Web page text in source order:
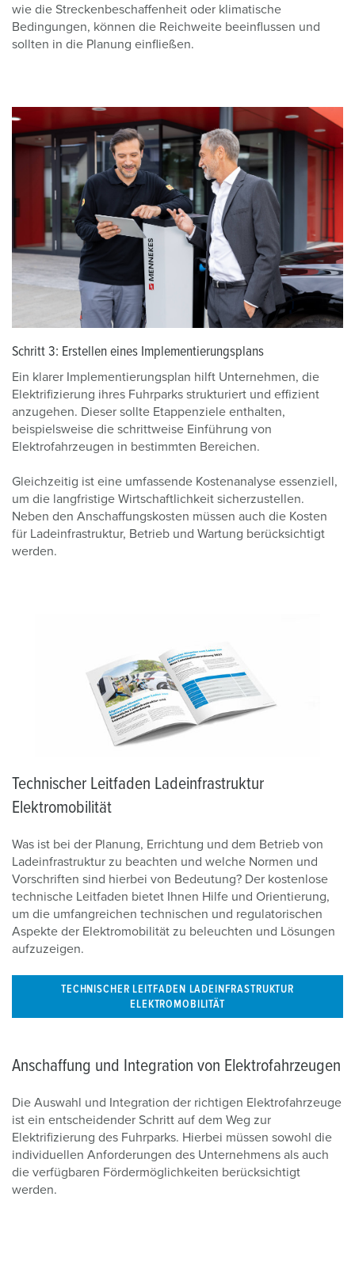
wie die Streckenbeschaffenheit oder klimatische
Bedingungen, können die Reichweite beeinflussen und
sollten in die Planung einfließen.
Schritt 3: Erstellen eines Implementierungsplans
Ein klarer Implementierungsplan hilft Unternehmen, die
Elektrifizierung ihres Fuhrparks strukturiert und effizient
anzugehen. Dieser sollte Etappenziele enthalten,
beispielsweise die schrittweise Einführung von
Elektrofahrzeugen in bestimmten Bereichen.
Gleichzeitig ist eine umfassende Kostenanalyse essenziell,
um die langfristige Wirtschaftlichkeit sicherzustellen.
Neben den Anschaffungskosten müssen auch die Kosten
für Ladeinfrastruktur, Betrieb und Wartung berücksichtigt
werden.
Technischer Leitfaden Ladeinfrastruktur
Elektromobilität
Was ist bei der Planung, Errichtung und dem Betrieb von
Ladeinfrastruktur zu beachten und welche Normen und
Vorschriften sind hierbei von Bedeutung? Der kostenlose
technische Leitfaden bietet Ihnen Hilfe und Orientierung,
um die umfangreichen technischen und regulatorischen
Aspekte der Elektromobilität zu beleuchten und Lösungen
aufzuzeigen.
TECHNISCHER LEITFADEN LADEINFRASTRUKTUR
ELEKTROMOBILITÄT
Anschaffung und Integration von Elektrofahrzeugen
Die Auswahl und Integration der richtigen Elektrofahrzeuge
ist ein entscheidender Schritt auf dem Weg zur
Elektrifizierung des Fuhrparks. Hierbei müssen sowohl die
individuellen Anforderungen des Unternehmens als auch
die verfügbaren Fördermöglichkeiten berücksichtigt
werden.